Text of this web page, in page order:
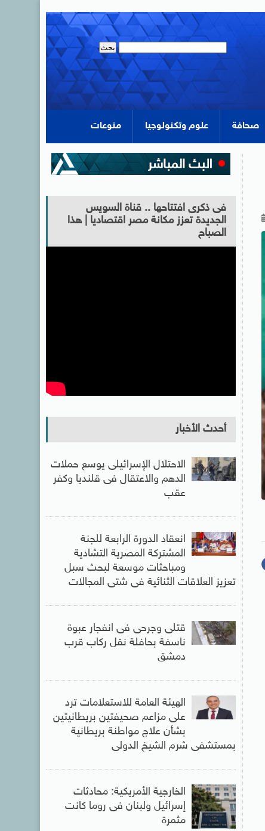
صحافة علوم وتكنولوجيا منوعات
فى ذكرى افتتاحها .. قناة السويس
الجديدة تعزز مكانة مصر اقتصاديا | هذا
الصباح
أحدث الأخبار
الاحتلال الإسرائيلى يوسع حملات
الدهم والاعتقال فى قلنديا وكفر
عقب
انعقاد الدورة الرابعة للجنة
المشتركة المصرية التشادية
ومباحثات موسعة لبحث سبل
تعزيز العلاقات الثنائية فى شتى المجالات
قتلى وجرحى فى انفجار عبوة
ناسفة بحافلة نقل ركاب قرب
دمشق
الهيئة العامة للاستعلامات ترد
على مزاعم صحيفتين بريطانيتين
بشأن علاج مواطنة بريطانية
بمستشفى شرم الشيخ الدولى
الخارجية الأمريكية: محادثات
إسرائيل ولبنان فى روما كانت
مثمرة